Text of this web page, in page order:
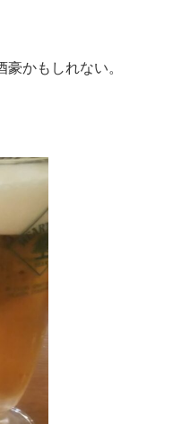
かもしれない。